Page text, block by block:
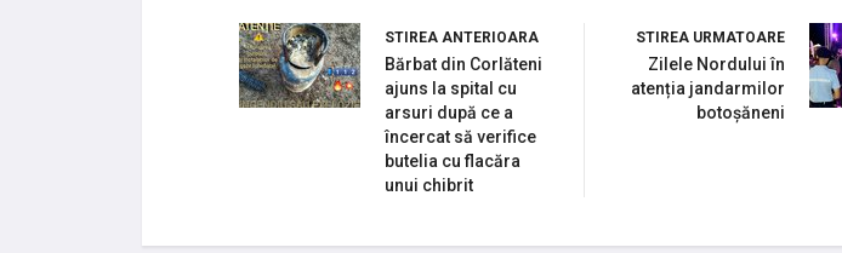
STIREA ANTERIOARA
Bărbat din Corlăteni
ajuns la spital cu
arsuri după ce a
încercat să verifice
butelia cu flacăra
unui chibrit
STIREA URMATOARE
Zilele Nordului în
atenția jandarmilor
botoșăneni